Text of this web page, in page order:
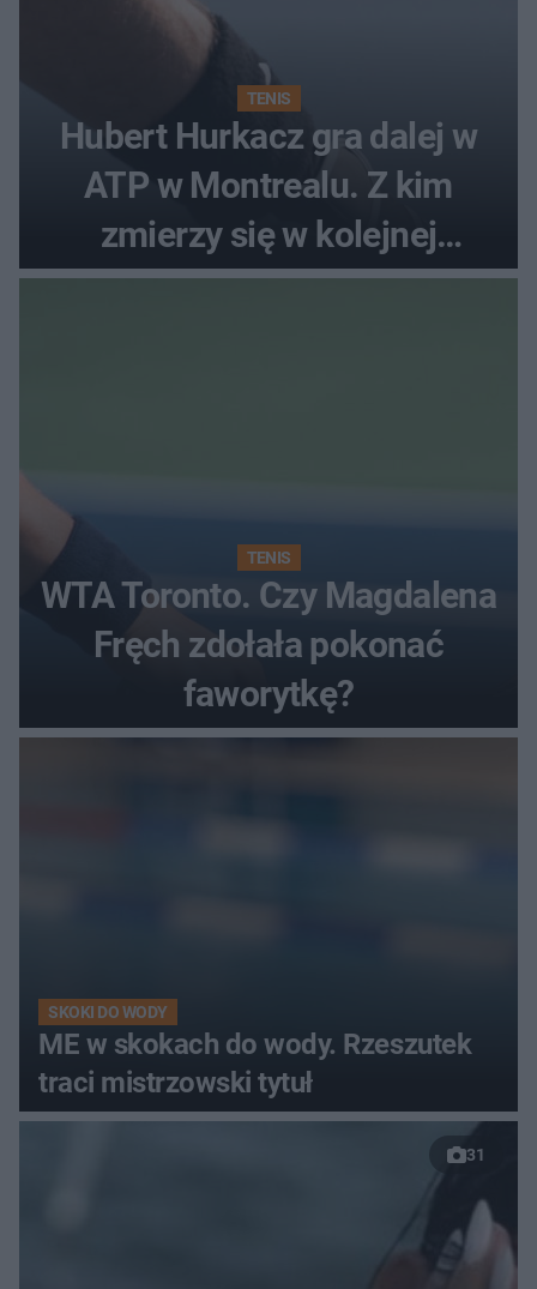
TENIS
Hubert Hurkacz gra dalej w
ATP w Montrealu. Z kim
zmierzy się w kolejnej
rundzie?
TENIS
WTA Toronto. Czy Magdalena
Fręch zdołała pokonać
faworytkę?
SKOKI DO WODY
ME w skokach do wody. Rzeszutek
traci mistrzowski tytuł
31